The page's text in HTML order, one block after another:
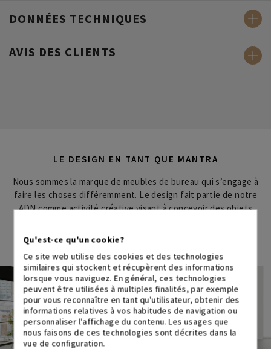
DONNÉES TECHNIQUES
AVIS DES CLIENTS
LE DESIGN EN TANT QUE MANTRA
Nous sommes la marque de meubles de bureau qui s’engage à
faire les choses différemment. Le design fait partie de notre
ADN comme activité créative visant à concevoir des objets
de mobilier de bureau avec un excellent rapport qualité/prix.
Qu'est-ce qu'un cookie?
Ce site web utilise des cookies et des technologies
similaires qui stockent et récupèrent des informations
lorsque vous naviguez. En général, ces technologies
peuvent être utilisées à multiples finalités, par exemple
pour vous reconnaître en tant qu'utilisateur, obtenir des
informations relatives à vos habitudes de navigation ou
personnaliser l'affichage du contenu. Les usages que
nous faisons de ces technologies sont décrites dans la
vue de configuration.